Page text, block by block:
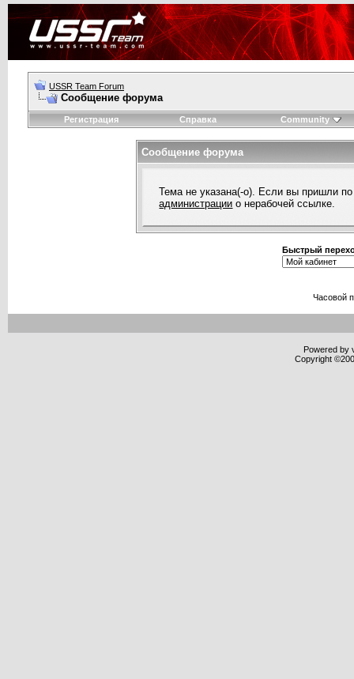
USSR Team Forum
Сообщение форума
Регистрация Справка Community
Сообщение форума
Тема не указана(-о). Если вы пришли
администрации о нерабочей ссылке.
Быстрый
Часовой
Powered by
Copyright